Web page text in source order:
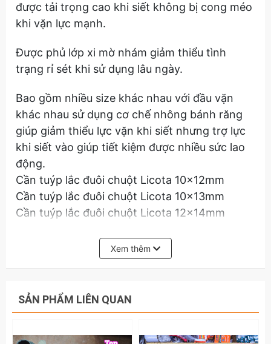
được tải trọng cao khi siết không bị cong méo
khi vặn lực mạnh.
Được phủ lớp xi mờ nhám giảm thiểu tình
trạng rỉ sét khi sử dụng lâu ngày.
Bao gồm nhiều size khác nhau với đầu vặn
khác nhau sử dụng cơ chế nhông bánh răng
giúp giảm thiểu lực vặn khi siết nhưng trợ lực
khi siết vào giúp tiết kiệm được nhiều sức lao
động.
Cần tuýp lắc đuôi chuột Licota 10x12mm
Cần tuýp lắc đuôi chuột Licota 10x13mm
Cần tuýp lắc đuôi chuột Licota 12x14mm
Cần tuýp lắc đuôi chuột Licota 14x17mm
Cần tuýp lắc đuôi chuột Licota 17x19mm
Cần tuýp lắc đuôi chuột Licota 19x21mm
Cần tuýp lắc đuôi chuột Licota 19x22mm
Xem thêm
SẢN PHẨM LIÊN QUAN